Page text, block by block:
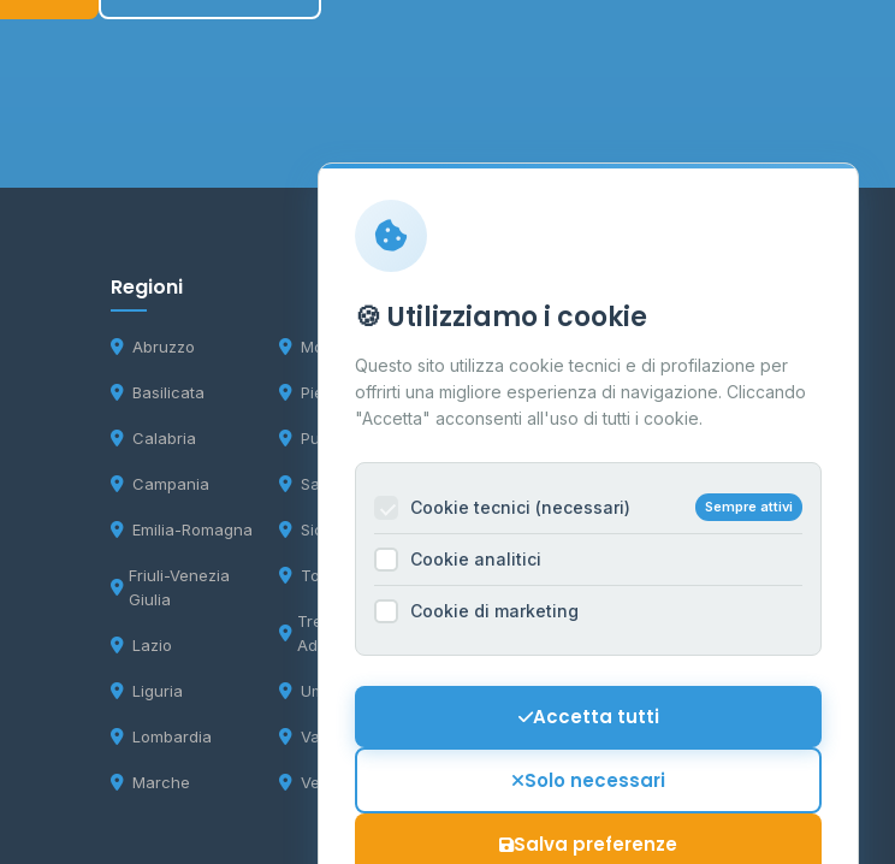
Regioni
Abruzzo
Basilicata
Calabria
Campania
Emilia-Romagna
Friuli-Venezia
Giulia
Lazio
Liguria
Lombardia
Marche
Molise
Piemonte
Puglia
Sardegna
Sicilia
Toscana
Trentino-Alto
Adige
Umbria
Valle d'Aosta
Veneto
Contatti
Per gestori
Informazioni legali
Privacy Policy
Cookie Policy
Mappa del sito
Contattaci
🍪 Utilizziamo i cookie
Questo sito utilizza cookie tecnici e di profilazione per
offrirti una migliore esperienza di navigazione. Cliccando
"Accetta" acconsenti all'uso di tutti i cookie.
Cookie tecnici (necessari) Sempre attivi
Cookie analitici
Cookie di marketing
Accetta tutti
Solo necessari
Salva preferenze